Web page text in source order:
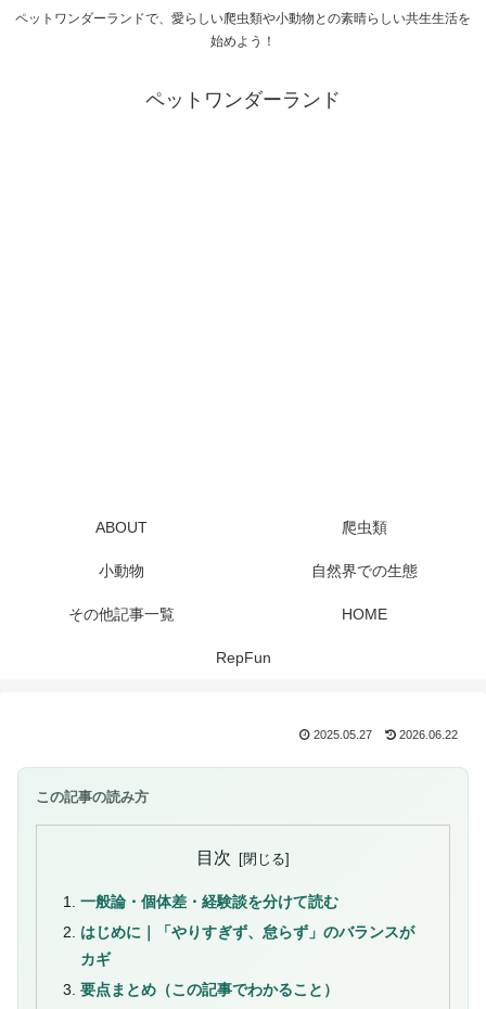
ペットワンダーランドで、愛らしい爬虫類や小動物との素晴らしい共生生活を
始めよう！
ペットワンダーランド
ABOUT 爬虫類
小動物 自然界での生態
その他記事一覧 HOME
RepFun
2025.05.27 2026.06.22
この記事の読み方
目次
一般論・個体差・経験談を分けて読む
はじめに｜「やりすぎず、怠らず」のバランスが
カギ
要点まとめ（この記事でわかること）